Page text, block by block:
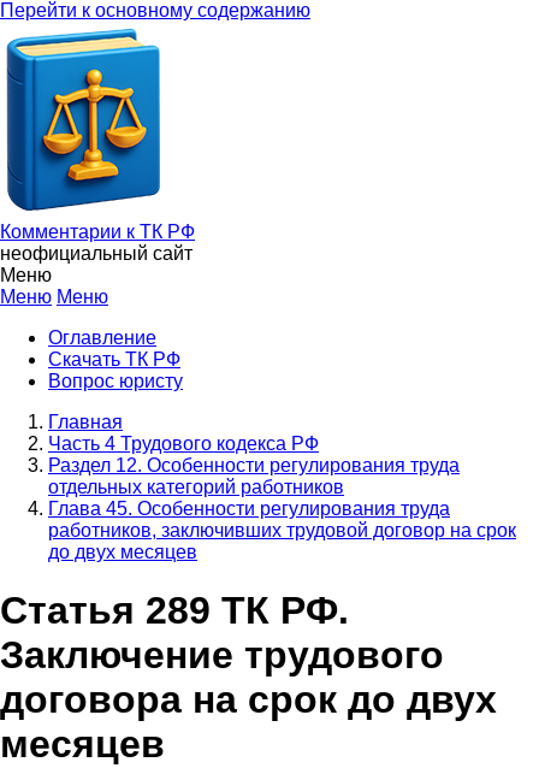
Перейти к основному содержанию
Комментарии к ТК РФ
неофициальный сайт
Меню
Меню Меню
Оглавление
Скачать ТК РФ
Вопрос юристу
Главная
Часть 4 Трудового кодекса РФ
Раздел 12. Особенности регулирования труда
отдельных категорий работников
Глава 45. Особенности регулирования труда
работников, заключивших трудовой договор на срок
до двух месяцев
Статья 289 ТК РФ.
Заключение трудового
договора на срок до двух
месяцев